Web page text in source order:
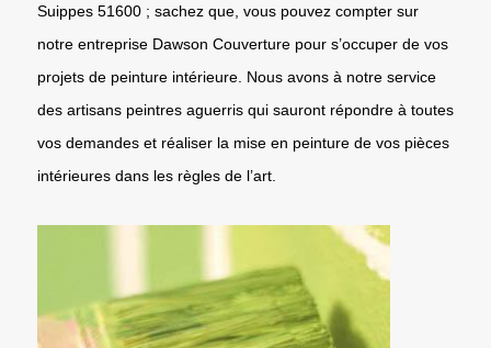
Suippes 51600 ; sachez que, vous pouvez compter sur
notre entreprise Dawson Couverture pour s’occuper de vos
projets de peinture intérieure. Nous avons à notre service
des artisans peintres aguerris qui sauront répondre à toutes
vos demandes et réaliser la mise en peinture de vos pièces
intérieures dans les règles de l’art.